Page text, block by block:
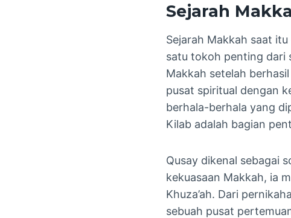
Sejarah
Sejarah Makkah saat
satu tokoh penting dari
Makkah setelah
pusat spiritual dengan
berhala-berhala yang
Kilab adalah bagian
Qusay dikenal sebagai
kekuasaan Makkah, ia
Khuza’ah. Dari
sebuah pusat